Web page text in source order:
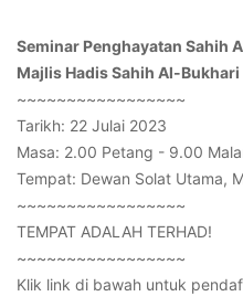
Seminar Penghayatan Sahih
Majlis Hadis Sahih Al-Bukhari
~~~~~~~~~~~~~~~~~
Tarikh: 22 Julai 2023
Masa: 2.00 Petang - 9.00
Tempat: Dewan Solat Utama,
~~~~~~~~~~~~~~~~~
TEMPAT ADALAH TERHAD!
~~~~~~~~~~~~~~~~~
Klik link di bawah untuk